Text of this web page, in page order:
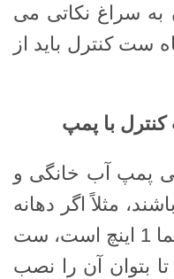
به سراغ نکاتی می
ست کنترل باید از
با پمپ
پمپ آب خانگی و
مثلاً اگر دهانه
خروجی پمپ آب خانگی شما 1 اینچ است، ست
اینچ باشد تا بتوان آن را نصب